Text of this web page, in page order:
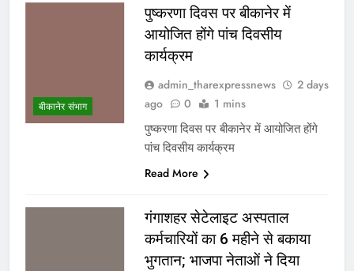
बीकानेर संभाग
पुष्करणा दिवस पर बीकानेर में
आयोजित होंगे पांच दिवसीय
कार्यक्रम
admin_tharexpressnews
2 days
ago
0 1 mins
पुष्करणा दिवस पर बीकानेर में आयोजित होंगे
पांच दिवसीय कार्यक्रम
Read More
गंगाशहर सेटेलाइट अस्पताल
कर्मचारियों का 6 महीने से बकाया
भुगतान; भाजपा नेताओं ने दिया